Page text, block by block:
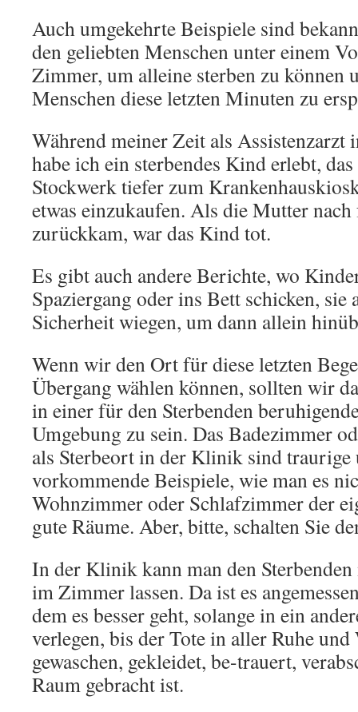
Auch umgekehrte Beispiele sind
den geliebten Menschen unter einem
Zimmer, um alleine sterben zu können
Menschen diese letzten Minuten zu
Während meiner Zeit als
habe ich ein sterbendes Kind erlebt,
Stockwerk tiefer zum
etwas einzukaufen. Als die Mutter
zurückkam, war das Kind tot.
Es gibt auch andere Berichte, wo
Spaziergang oder ins Bett schicken, sie
Sicherheit wiegen, um dann allein
Wenn wir den Ort für diese letzten
Übergang wählen können, sollten wir
in einer für den Sterbenden
Umgebung zu sein. Das Badezimmer
als Sterbeort in der Klinik sind
vorkommende Beispiele, wie man es
Wohnzimmer oder Schlafzimmer der
gute Räume. Aber, bitte, schalten Sie
In der Klinik kann man den
im Zimmer lassen. Da ist es
dem es besser geht, solange in ein
verlegen, bis der Tote in aller Ruhe
gewaschen, gekleidet, be-trauert,
Raum gebracht ist.